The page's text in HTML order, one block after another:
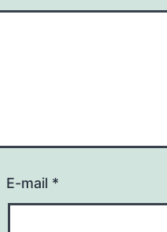
E-mail *